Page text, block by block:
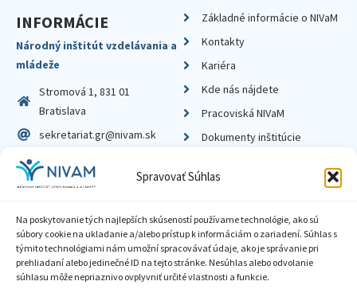
Spravovať Súhlas
Na poskytovanie tých najlepších skúseností používame technológie, ako sú
súbory cookie na ukladanie a/alebo prístup k informáciám o zariadení. Súhlas s
týmito technológiami nám umožní spracovávať údaje, ako je správanie pri
prehliadaní alebo jedinečné ID na tejto stránke. Nesúhlas alebo odvolanie
súhlasu môže nepriaznivo ovplyvniť určité vlastnosti a funkcie.
INFORMÁCIE
Národný inštitút vzdelávania a
mládeže
Stromová 1, 831 01
Bratislava
sekretariat.gr@nivam.sk
IČO: 00164348
DIČ: 2020798714
Základné informácie o NIVaM
Kontakty
Kariéra
Kde nás nájdete
Pracoviská NIVaM
Dokumenty inštitúcie
Zásady ochrany súkromia